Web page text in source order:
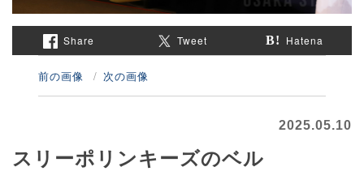
Share Tweet Hatena
前の画像 次の画像
2025.05.10
スリーポリンキーズのベル